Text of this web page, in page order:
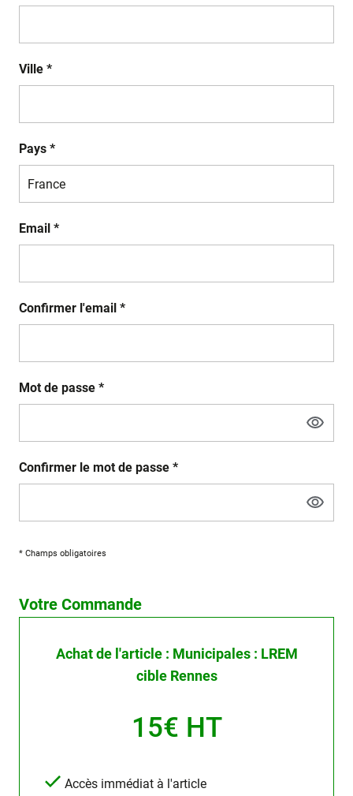
Ville *
Pays *
Email *
Confirmer l'email *
Mot de passe *
Confirmer le mot de passe *
* Champs obligatoires
Votre Commande
Achat de l'article : Municipales : LREM
cible Rennes
15€ HT
Accès immédiat à l'article